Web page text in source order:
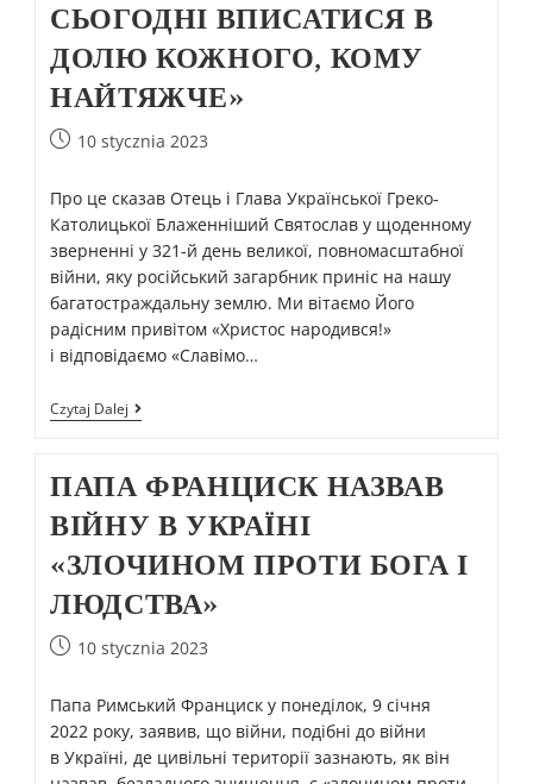
СЬОГОДНІ ВПИСАТИСЯ В
ДОЛЮ КОЖНОГО, КОМУ
НАЙТЯЖЧЕ»
10 stycznia 2023
Про це сказав Отець і Глава Української Греко-
Католицької Блаженніший Святослав у щоденному
зверненні у 321-й день великої, повномасштабної
війни, яку російський загарбник приніс на нашу
багатостраждальну землю. Ми вітаємо Його
радісним привітом «Христос народився!»
і відповідаємо «Славімо…
Czytaj Dalej
ПАПА ФРАНЦИСК НАЗВАВ
ВІЙНУ В УКРАЇНІ
«ЗЛОЧИНОМ ПРОТИ БОГА І
ЛЮДСТВА»
10 stycznia 2023
Папа Римський Франциск у понеділок, 9 січня
2022 року, заявив, що війни, подібні до війни
в Україні, де цивільні території зазнають, як він